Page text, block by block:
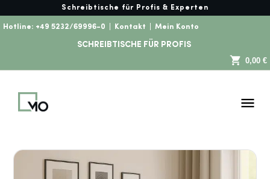
Schreibtische für Profis & Experten
Hotline: +49 5232/69996-0 Kontakt Mein Konto
SCHREIBTISCHE FÜR PROFIS
0,00 €